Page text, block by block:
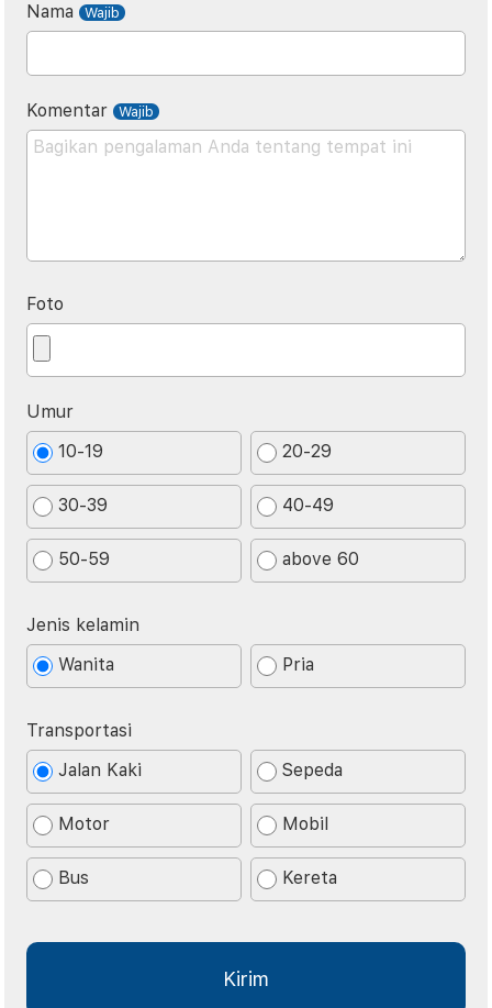
Nama
Komentar
Foto
Umur
10-19
20-29
30-39 40-49
50-59 above 60
Jenis kelamin
Wanita
Pria
Transportasi
Jalan Kaki
Sepeda
Motor Mobil
Bus Kereta